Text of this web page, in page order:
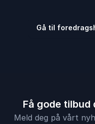
Gå til
Få gode tilbud
Meld deg på vårt